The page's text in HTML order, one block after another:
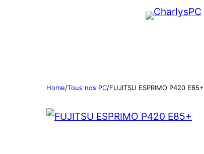
Home/Tous nos PC/FUJITSU ESPRIMO P420 E85+